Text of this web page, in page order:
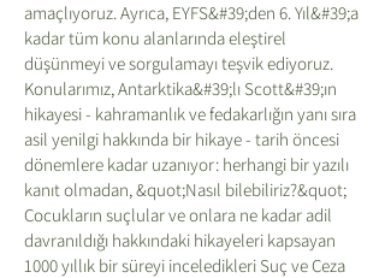
amaçlıyoruz. Ayrıca, EYFS&#39;den 6. Yıl&#39;a
kadar tüm konu alanlarında eleştirel
düşünmeyi ve sorgulamayı teşvik ediyoruz.
Konularımız, Antarktika&#39;lı Scott&#39;ın
hikayesi - kahramanlık ve fedakarlığın yanı sıra
asil yenilgi hakkında bir hikaye - tarih öncesi
dönemlere kadar uzanıyor: herhangi bir yazılı
kanıt olmadan, &quot;Nasıl bilebiliriz?&quot;
Çocukların suçlular ve onlara ne kadar adil
davranıldığı hakkındaki hikayeleri kapsayan
1000 yıllık bir süreyi inceledikleri Suç ve Ceza